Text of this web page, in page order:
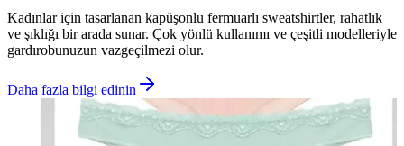
Kadınlar için tasarlanan kapüşonlu fermuarlı sweatshirtler, rahatlık
ve şıklığı bir arada sunar. Çok yönlü kullanımı ve çeşitli modelleriyle
gardırobunuzun vazgeçilmezi olur.
Daha fazla bilgi edinin